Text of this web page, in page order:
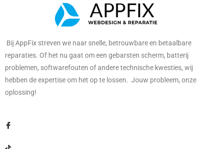
Bij AppFix streven we naar snelle, betrouwbare en betaalbare
reparaties. Of het nu gaat om een gebarsten scherm, batterij
problemen, softwarefouten of andere technische kwesties, wij
hebben de expertise om het op te lossen. Jouw probleem, onze
oplossing!